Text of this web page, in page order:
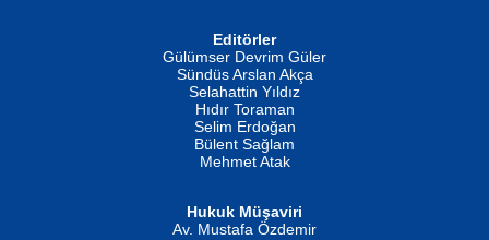
İSMAİL OKUTAN
Erkeklerin Kahrolması Ne Demektir
Evvel Zaman Tanrıçası...
Editörler
Gülümser Devrim Güler
Sündüs Arslan Akça
Selahattin Yıldız
Hıdır Toraman
Selim Erdoğan
Bülent Sağlam
Mehmet Atak
Hukuk Müşaviri
Av. Mustafa Özdemir